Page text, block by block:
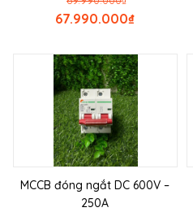
₫
67.990.000
MCCB đóng ngắt DC 600V –
250A